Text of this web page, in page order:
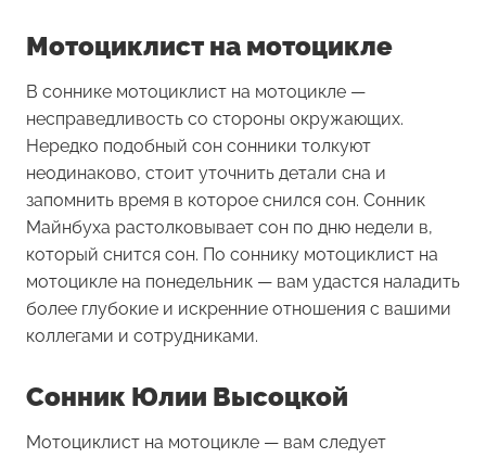
Мотоциклист на мотоцикле
В соннике мотоциклист на мотоцикле —
несправедливость со стороны окружающих.
Нередко подобный сон сонники толкуют
неодинаково, стоит уточнить детали сна и
запомнить время в которое снился сон. Сонник
Майнбуха растолковывает сон по дню недели в,
который снится сон. По соннику мотоциклист на
мотоцикле на понедельник — вам удастся наладить
более глубокие и искренние отношения с вашими
коллегами и сотрудниками.
Сонник Юлии Высоцкой
Мотоциклист на мотоцикле — вам следует